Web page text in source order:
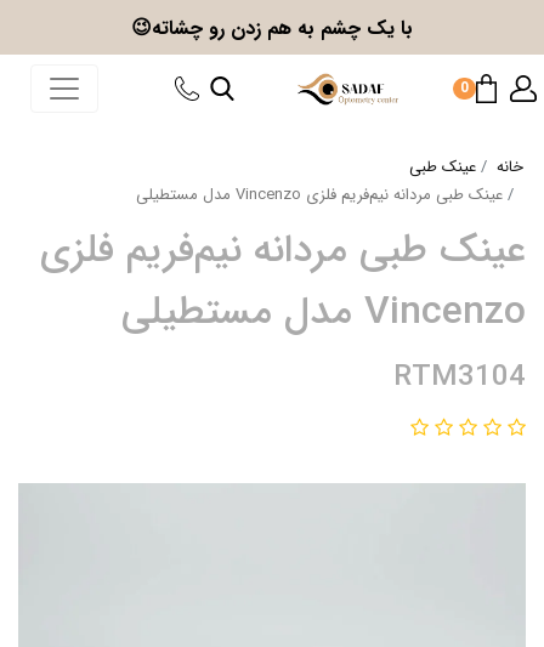
با یک چشم به هم زدن رو چشاته😉
0
خانه
عینک طبی
عینک طبی مردانه نیم‌فریم فلزی Vincenzo مدل مستطیلی
عینک طبی مردانه نیم‌فریم فلزی
Vincenzo مدل مستطیلی
RTM3104